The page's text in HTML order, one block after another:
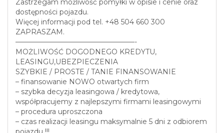
Zastrzegam możliwość pomyłki w opisie i cenie oraz
dostępności pojazdu.
Więcej informacji pod tel. +48 504 660 300
ZAPRASZAM.
—————————————————-
MOŻLIWOŚĆ DOGODNEGO KREDYTU,
LEASINGU,UBEZPIECZENIA
SZYBKIE / PROSTE / TANIE FINANSOWANIE
– finansowanie NOWO otwartych firm
– szybka decyzja leasingowa / kredytowa,
współpracujemy z najlepszymi firmami leasingowymi
– procedura uproszczona
– czas realizacji leasingu maksymalnie 5 dni z odbiorem